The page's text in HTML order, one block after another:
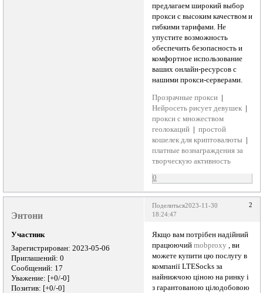
предлагаем широкий выбор
прокси с высоким качеством и
гибкими тарифами. Не
упустите возможность
обеспечить безопасность и
комфортное использование
ваших онлайн-ресурсов с
нашими прокси-серверами.
Прозрачные прокси
Нейросеть рисует девушек
прокси с множеством
геолокаций |простой
кошелек для криптовалюты
платные вознаграждения за
творческую активность
0
Поделиться 2
2023-11-30
18:24:47
Энтони
Участник
Зарегистрирован: 2023-05-06
Приглашений: 0
Сообщений: 17
Уважение: [+0/-0]
Позитив: [+0/-0]
Якщо вам потрібен надійний
працюючийmobproxy , ви
можете купити цю послугу в
компанії LTESocks за
найнижчою ціною на ринку і
з гарантованою цілодобовою